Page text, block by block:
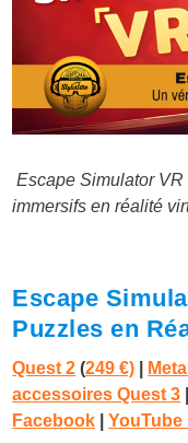
Escape Simulator
immersifs en réalité
Escape
Puzzles en
Quest 2 (249 €)
accessoires Quest 3
Facebook
YouTube